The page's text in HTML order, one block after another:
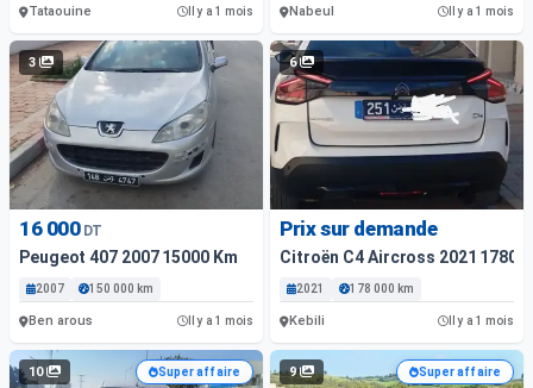
Tataouine Il y a 1 mois Nabeul Il y a 1 mois
3
16 000 DT
Peugeot 407 2007 15000 Km
2007 150 000 km
Ben arous Il y a 1 mois
6
Prix sur demande
Citroën C4 Aircross 2021
2021 178 000 km
Kebili Il y a 1 mois
10 Super affaire 9 Super affaire